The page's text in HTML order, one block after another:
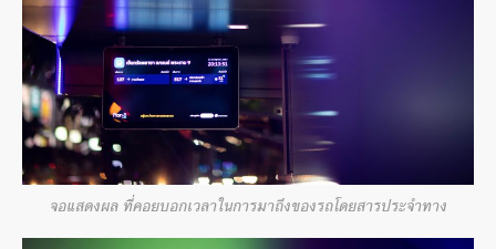
จอแสดงผล ที่คอยบอกเวลาในการมาถึงของรถโดยสารประจำทาง